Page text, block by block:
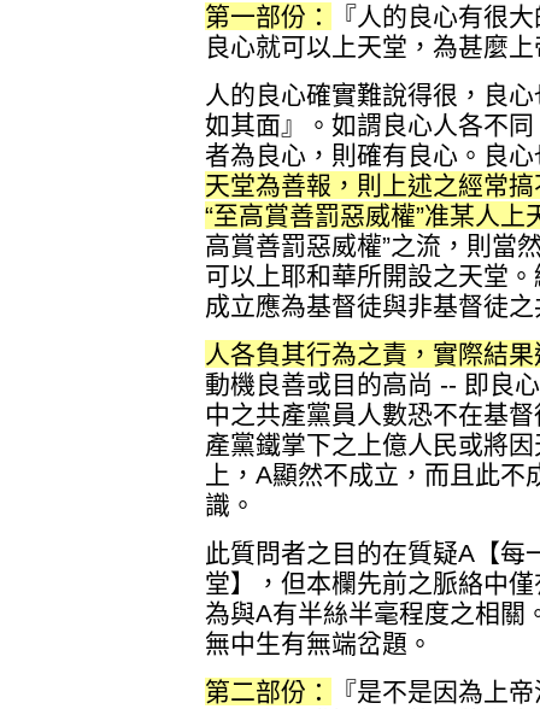
第一部份：
『人的良心有很
良心就可以上天堂，為甚麼
人的良心確實難說得很，良
如其面』。如謂良心人各不
者為良心，則確有良心。良
天堂為善報，則上述之經常
“至高賞善罰惡威權”准某人上
高賞善罰惡威權”之流，則當
可以上耶和華所開設之天堂
成立應為基督徒與非基督徒
人各負其行為之責，實際結
動機良善或目的高尚 -- 即良
中之共產黨員人數恐不在基
產黨鐵掌下之上億人民或將
上，A顯然不成立，而且此
識。
此質問者之目的在質疑A【每
堂】，但本欄先前之脈絡中
為與A有半絲半毫程度之相關
無中生有無端岔題。
第二部份：
『是不是因為上